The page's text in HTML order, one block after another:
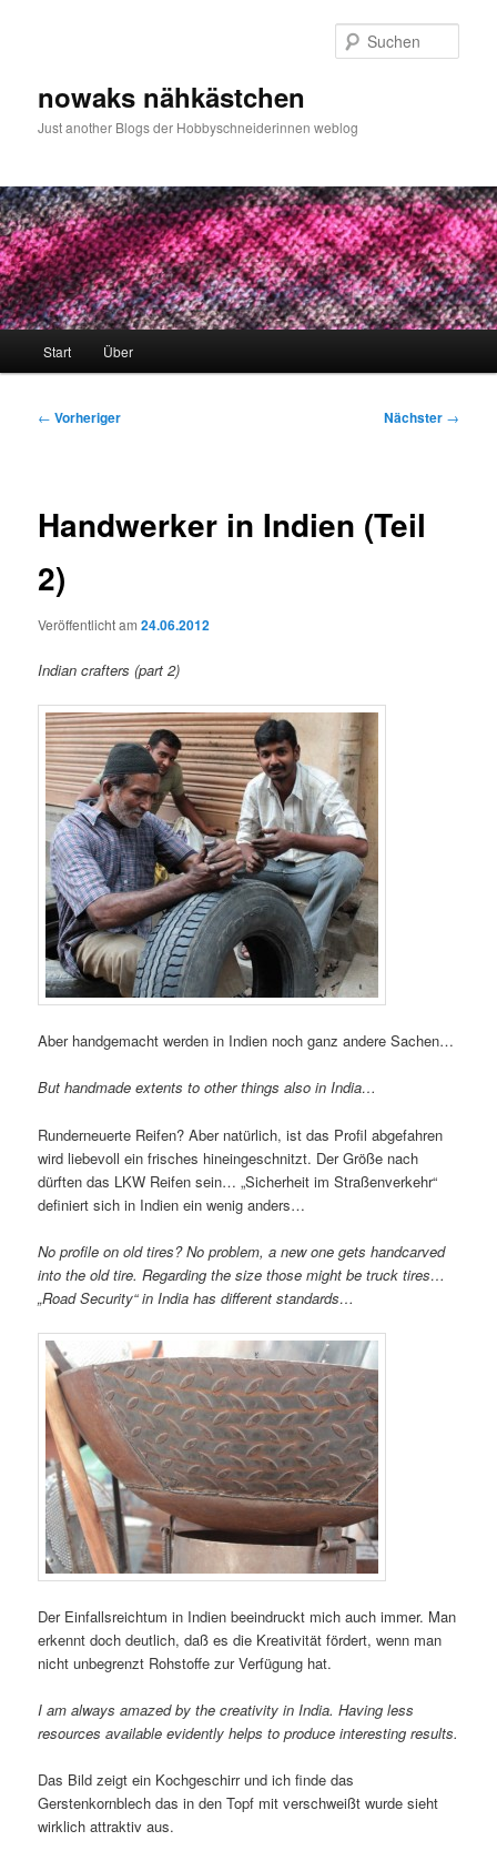
nowaks nähkästchen
Just another Blogs der Hobbyschneiderinnen weblog
Start Über
Beitragsnavigation
← Vorheriger Nächster →
Handwerker in Indien (Teil
2)
Veröffentlicht am24.06.2012
Indian crafters (part 2)
Aber handgemacht werden in Indien noch ganz andere Sachen…
But handmade extents to other things also in India…
Runderneuerte Reifen? Aber natürlich, ist das Profil abgefahren
wird liebevoll ein frisches hineingeschnitzt. Der Größe nach
dürften das LKW Reifen sein… „Sicherheit im Straßenverkehr“
definiert sich in Indien ein wenig anders…
No profile on old tires? No problem, a new one gets handcarved
into the old tire. Regarding the size those might be truck tires…
„Road Security“ in India has different standards…
Der Einfallsreichtum in Indien beeindruckt mich auch immer. Man
erkennt doch deutlich, daß es die Kreativität fördert, wenn man
nicht unbegrenzt Rohstoffe zur Verfügung hat.
I am always amazed by the creativity in India. Having less
resources available evidently helps to produce interesting results.
Das Bild zeigt ein Kochgeschirr und ich finde das
Gerstenkornblech das in den Topf mit verschweißt wurde sieht
wirklich attraktiv aus.